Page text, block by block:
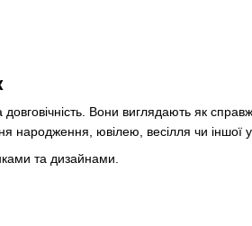
Вони виглядають як
ювілею, весілля чи іншої
та дизайнами.